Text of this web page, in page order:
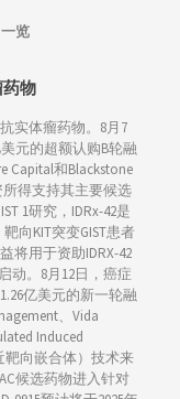
览
物
实体瘤药物。8月7
元的超额认购B轮融
Capital和Blackstone
所得支持其主要候选
1研究，IDRx-42是
向KIT突变GIST患者
将用于资助IDRX-42
动。8月12日，癌症
亿美元的新一轮融
、Vida
Induced
靶向嵌合体）技术来
候选药物进入针对